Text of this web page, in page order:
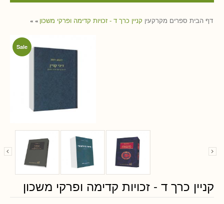
דף הבית » ספרים מקרקעין » קניין כרך ד - זכויות קדימה ופרקי משכון
Sale
קניין כרך ד - זכויות קדימה ופרקי משכון